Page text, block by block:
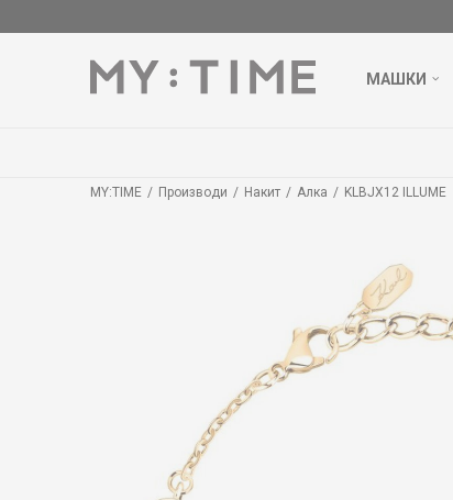
МАШКИ
MY:TIME Производи Накит Алка KLBJX12 ILLUME